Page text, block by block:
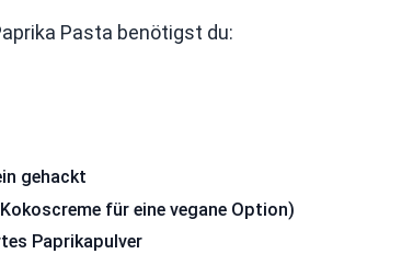
Pasta benötigst du:
gehackt
für eine vegane Option)
Paprikapulver